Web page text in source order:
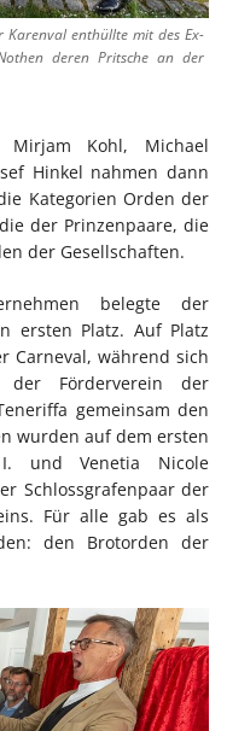
Karenval enthüllte mit des Ex-
deren Pritsche an der
Mirjam Kohl, Michael
Hinkel nahmen dann
Kategorien Orden der
der Prinzenpaare, die
der Gesellschaften.
belegte der
ersten Platz. Auf Platz
Carneval, während sich
der Förderverein der
gemeinsam den
wurden auf dem ersten
und Venetia Nicole
Schlossgrafenpaar der
Für alle gab es als
den Brotorden der